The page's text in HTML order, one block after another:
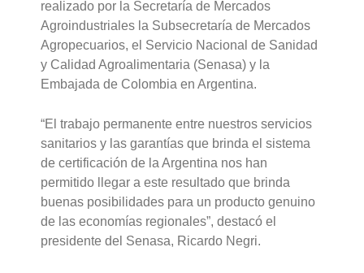
realizado por la Secretaría de Mercados
Agroindustriales la Subsecretaría de Mercados
Agropecuarios, el Servicio Nacional de Sanidad
y Calidad Agroalimentaria (Senasa) y la
Embajada de Colombia en Argentina.
“El trabajo permanente entre nuestros servicios
sanitarios y las garantías que brinda el sistema
de certificación de la Argentina nos han
permitido llegar a este resultado que brinda
buenas posibilidades para un producto genuino
de las economías regionales”, destacó el
presidente del Senasa, Ricardo Negri.